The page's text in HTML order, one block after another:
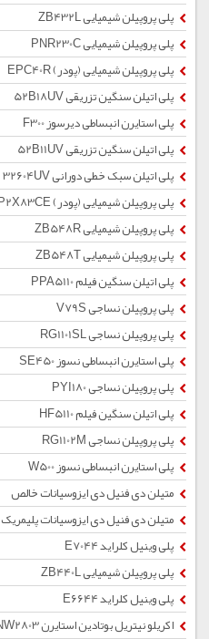
پلی پروپیلن شیمیایی ZB432L
پلی پروپیلن شیمیایی PNR230C
پلی پروپیلن شیمیایی (پودر) EPC40R
پلی اتیلن سنگین تزریقی 52B18UV
پلی استایرن انبساطی دیرسوز F300
پلی اتیلن سنگین تزریقی 52B11UV
پلی اتیلن سبک خطی دورانی 32604UV
پلی پروپیلن شیمیایی (پودر) EP2X83CE
پلی پروپیلن شیمیایی ZB548R
پلی پروپیلن شیمیایی ZB548T
پلی اتیلن سنگین فیلم PPA5110
پلی پروپیلن نساجی V79S
پلی پروپیلن نساجی RG1101SL
پلی استایرن انبساطی نسوز SE450
پلی پروپیلن نساجی PYI180
پلی اتیلن سنگین فیلم HF5110
پلی پروپیلن نساجی RG1102M
پلی استایرن انبساطی نسوز W500
متیلن دی فنیل دی ایزوسیانات خالص
متیلن دی فنیل دی ایزوسیانات پلیمریک
پلی وینیل کلراید E7044
پلی پروپیلن شیمیایی ZB440L
پلی وینیل کلراید E6644
اکریلو نیتریل بوتادین استایرن SV0157NW2803